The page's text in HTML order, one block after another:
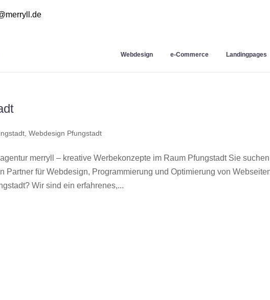
Webdesign e-Commerce Landingpages
,Webdesign Pfungstadt
merryll – kreative Werbekonzepte im Raum Pfungstadt Sie
Partner für Webdesign, Programmierung und Optimierung von
Wir sind ein erfahrenes,...